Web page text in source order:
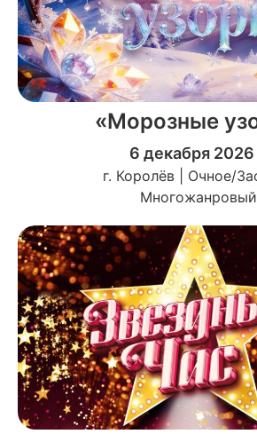
«Морозные
6 декабря 2026
г. Королёв | Очное/
Многожанровый